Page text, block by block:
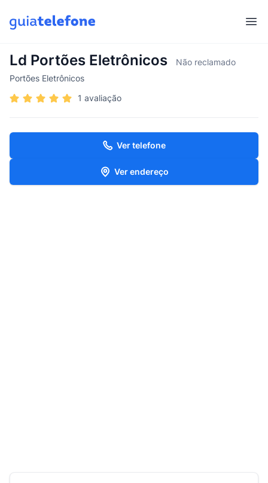
Ld Portões Eletrônicos
Não reclamado
Portões Eletrônicos
1 avaliação
Ver telefone
Ver endereço